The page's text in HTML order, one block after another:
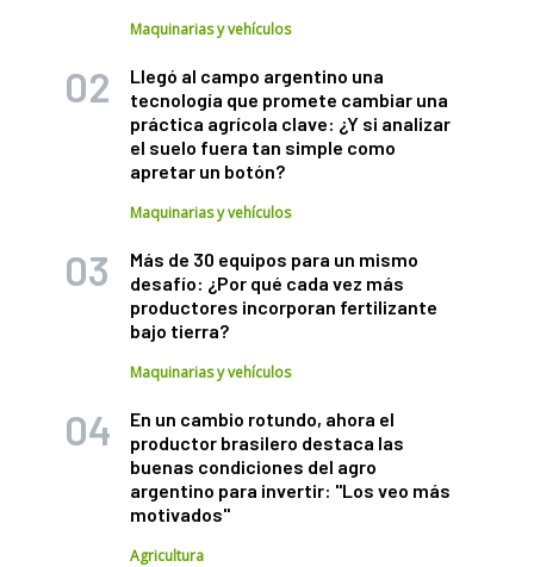
Maquinarias y vehículos
Llegó al campo argentino una
tecnología que promete cambiar una
práctica agrícola clave: ¿Y si analizar
el suelo fuera tan simple como
apretar un botón?
Maquinarias y vehículos
Más de 30 equipos para un mismo
desafío: ¿Por qué cada vez más
productores incorporan fertilizante
bajo tierra?
Maquinarias y vehículos
En un cambio rotundo, ahora el
productor brasilero destaca las
buenas condiciones del agro
argentino para invertir: "Los veo más
motivados"
Agricultura